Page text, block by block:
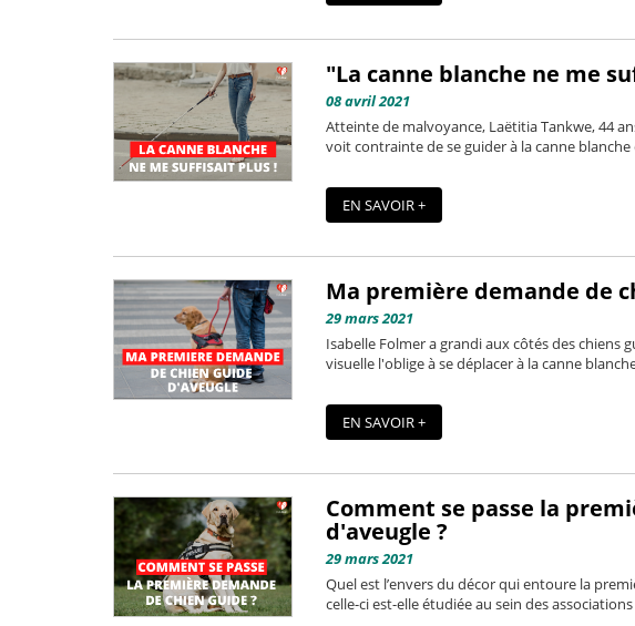
"La canne blanche ne me
08 avril 2021
Atteinte de malvoyance, Laëtitia Tankwe, 44
voit contrainte de se guider à la canne
EN SAVOIR +
Ma première demande de
29 mars 2021
Isabelle Folmer a grandi aux côtés des chiens
visuelle l'oblige à se déplacer à la canne
EN SAVOIR +
Comment se passe la
d'aveugle ?
29 mars 2021
Quel est l’envers du décor qui entoure la
celle-ci est-elle étudiée au sein des